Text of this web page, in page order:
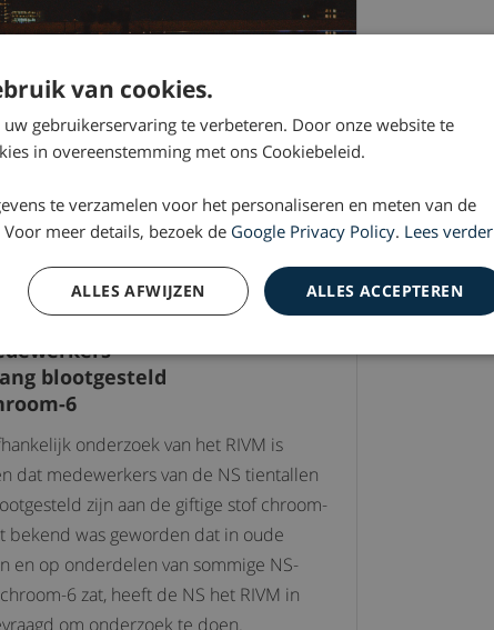
22 november 2022
blootgesteld
6
onderzoek van het RIVM is
dat medewerkers van de NS tientallen
zijn aan de giftige stof chroom-
bekend was geworden dat in oude
en op onderdelen van sommige NS-
6 zat, heeft de NS het RIVM in
om onderzoek te doen.
van cookies.
gebruikerservaring te verbeteren. Door onze website te
in overeenstemming met ons Cookiebeleid.
te verzamelen voor het personaliseren en meten van de
meer details, bezoek de Google Privacy Policy. Lees verder
ALLES ACCEPTEREN
ALLES AFWIJZEN